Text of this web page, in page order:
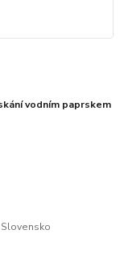
vodním paprskem